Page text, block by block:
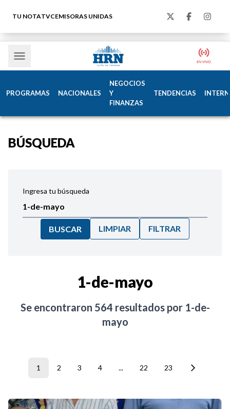
TU NOTATVCEMISORAS UNIDAS
PROGRAMAS NACIONALES
NEGOCIOS
Y
FINANZAS
TENDENCIAS
BÚSQUEDA
Ingresa tu búsqueda
BUSCAR LIMPIAR FILTRAR
1-de-mayo
Se encontraron 564 resultados por 1-de-
mayo
1 2 3 4 ... 22 23